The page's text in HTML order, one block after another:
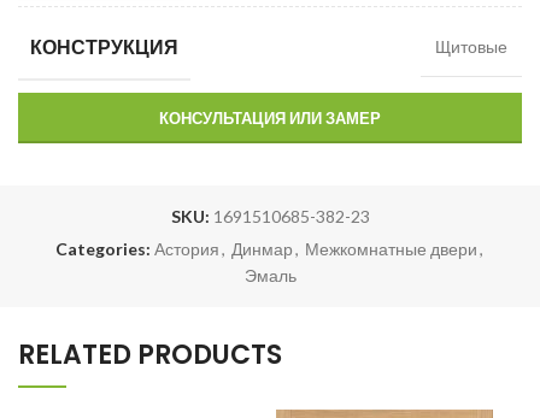
КОНСТРУКЦИЯ Щитовые
КОНСУЛЬТАЦИЯ ИЛИ ЗАМЕР
SKU: 1691510685-382-23
Categories: Астория, Динмар, Межкомнатные двери,
Эмаль
RELATED PRODUCTS